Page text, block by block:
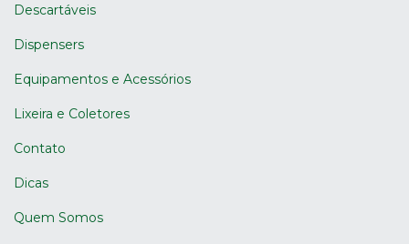
Descartáveis
Dispensers
Equipamentos e Acessórios
Lixeira e Coletores
Contato
Dicas
Quem Somos